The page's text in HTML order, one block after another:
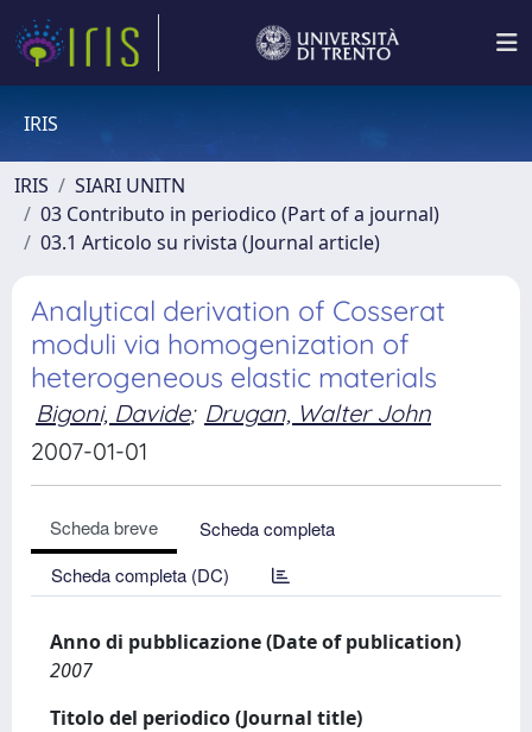
IRIS
IRIS
SIARI UNITN
03 Contributo in periodico (Part of a journal)
03.1 Articolo su rivista (Journal article)
Analytical derivation of Cosserat
moduli via homogenization of
heterogeneous elastic materials
Bigoni, Davide; Drugan, Walter John
2007-01-01
Scheda breve
Scheda completa
Scheda completa (DC)
Anno di pubblicazione (Date of publication)
2007
Titolo del periodico (Journal title)